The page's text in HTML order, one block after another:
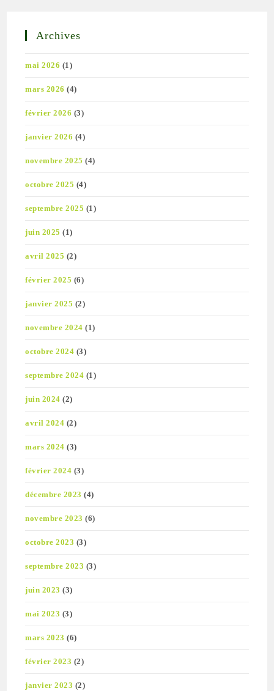
Archives
mai 2026 (1)
mars 2026 (4)
février 2026 (3)
janvier 2026 (4)
novembre 2025 (4)
octobre 2025 (4)
septembre 2025 (1)
juin 2025 (1)
avril 2025 (2)
février 2025 (6)
janvier 2025 (2)
novembre 2024 (1)
octobre 2024 (3)
septembre 2024 (1)
juin 2024 (2)
avril 2024 (2)
mars 2024 (3)
février 2024 (3)
décembre 2023 (4)
novembre 2023 (6)
octobre 2023 (3)
septembre 2023 (3)
juin 2023 (3)
mai 2023 (3)
mars 2023 (6)
février 2023 (2)
janvier 2023 (2)